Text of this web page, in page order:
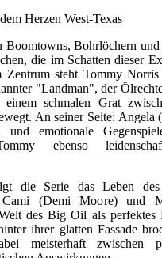
Herzen West-Texas
Boomtowns, Bohrlöchern
die im Schatten dieser
Zentrum steht Tommy
"Landman", der
schmalen Grat
An seiner Seite: Angela
und emotionale
ebenso
die Serie das Leben des
Cami (Demi Moore) und
des Big Oil als perfektes
ihrer glatten Fassade
meisterhaft zwischen